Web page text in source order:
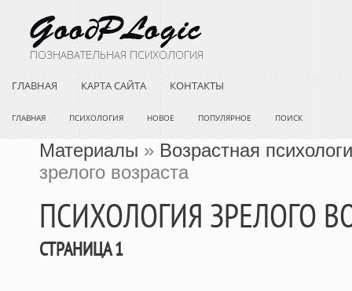
ГЛАВНАЯ КАРТА САЙТА КОНТАКТЫ
ГЛАВНАЯ ПСИХОЛОГИЯ НОВОЕ ПОПУЛЯРНОЕ ПОИСК
Материалы » Возрастная
зрелого возраста
ПСИХОЛОГИЯ ЗРЕЛОГО
СТРАНИЦА 1